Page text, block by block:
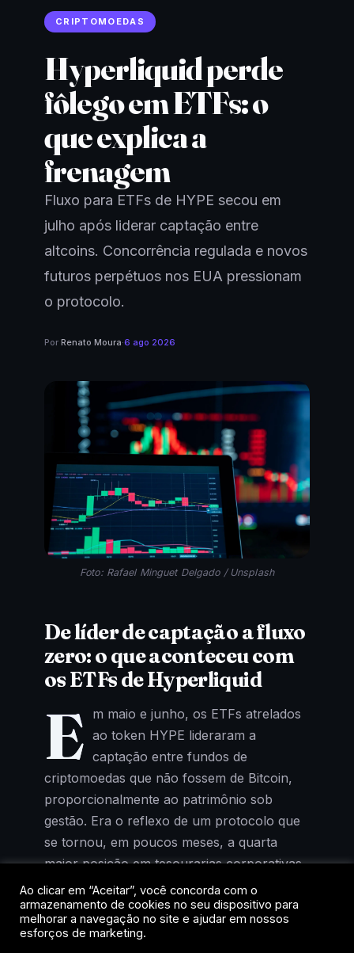
CRIPTOMOEDAS
Hyperliquid perde
fôlego em ETFs: o
que explica a
frenagem
Fluxo para ETFs de HYPE secou em
julho após liderar captação entre
altcoins. Concorrência regulada e novos
futuros perpétuos nos EUA pressionam
o protocolo.
Por Renato Moura·6 ago 2026
Foto: Rafael Minguet Delgado / Unsplash
De líder de captação a fluxo
zero: o que aconteceu com
os ETFs de Hyperliquid
E m maio e junho, os ETFs atrelados
ao token HYPE lideraram a
captação entre fundos de
criptomoedas que não fossem de Bitcoin,
proporcionalmente ao patrimônio sob
gestão. Era o reflexo de um protocolo que
se tornou, em poucos meses, a quarta
maior posição em tesourarias corporativas
de cripto, atrás apenas de Bitcoin, Ether e
Solana.
Ao clicar em “Aceitar”, você concorda com o
armazenamento de cookies no seu dispositivo para
melhorar a navegação no site e ajudar em nossos
esforços de marketing.